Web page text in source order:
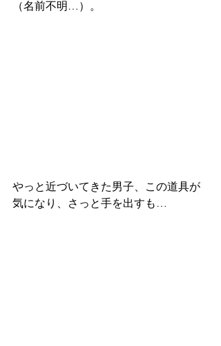
（名前不明…）。
やっと近づいてきた男子、この道具が
気になり、さっと手を出すも…